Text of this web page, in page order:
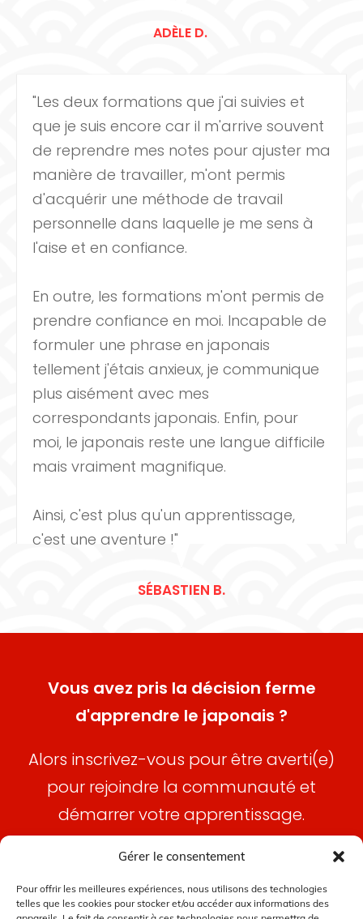
Gérer le consentement
Pour offrir les meilleures expériences, nous utilisons des technologies
telles que les cookies pour stocker et/ou accéder aux informations des
ADÈLE D.
"Les deux formations que j'ai suivies et
que je suis encore car il m'arrive souvent
de reprendre mes notes pour ajuster ma
manière de travailler, m'ont permis
d'acquérir une méthode de travail
personnelle dans laquelle je me sens à
l'aise et en confiance.
En outre, les formations m'ont permis de
prendre confiance en moi. Incapable de
formuler une phrase en japonais
tellement j'étais anxieux, je communique
plus aisément avec mes
correspondants japonais. Enfin, pour
moi, le japonais reste une langue difficile
mais vraiment magnifique.
Ainsi, c'est plus qu'un apprentissage,
c'est une aventure !"
SÉBASTIEN B.
Vous avez pris la décision ferme
d'apprendre le japonais ?
Alors inscrivez-vous pour être averti(e)
pour rejoindre la communauté et
démarrer votre apprentissage.
A très bientôt sur Ganbare ! またね！